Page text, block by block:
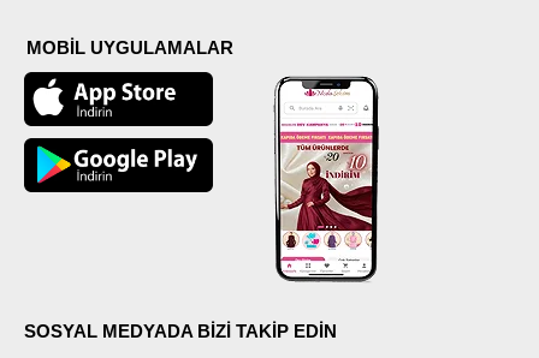
MOBİL UYGULAMALAR
SOSYAL MEDYADA BİZİ TAKİP EDİN